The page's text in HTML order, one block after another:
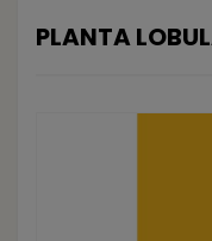
PLANTA